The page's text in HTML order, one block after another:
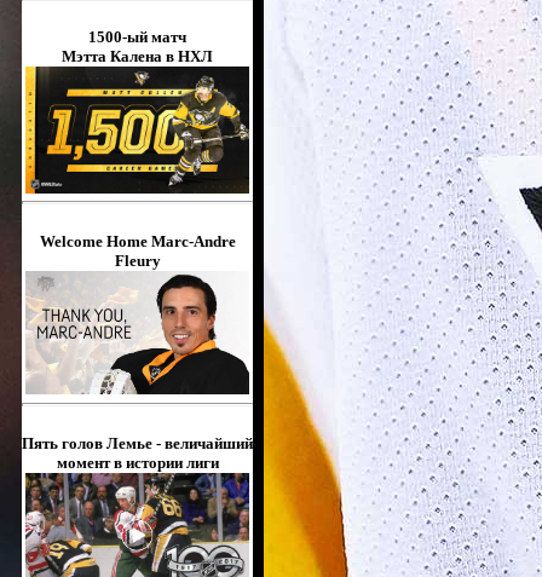
1500-ый матч
Мэтта Калена в НХЛ
Welcome Home Marc-Andre
Fleury
Пять голов Лемье - величайший
момент в истории лиги